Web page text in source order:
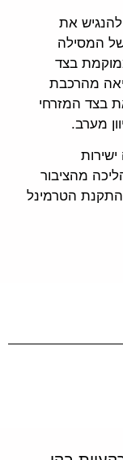
את
המסילה
בצד
מהרכבת
בצד המזרחי
מערב.
מהציבור
הטרמינל